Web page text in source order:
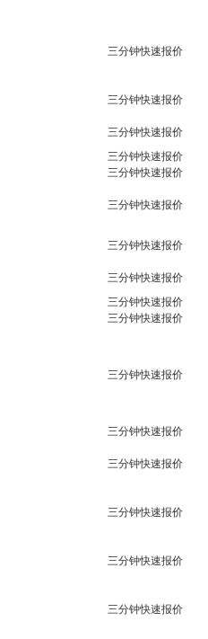
三分钟快速报价
三分钟快速报价
三分钟快速报价
三分钟快速报价
三分钟快速报价
三分钟快速报价
三分钟快速报价
三分钟快速报价
三分钟快速报价
三分钟快速报价
三分钟快速报价
三分钟快速报价
三分钟快速报价
三分钟快速报价
三分钟快速报价
三分钟快速报价